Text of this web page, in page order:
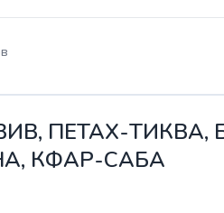
ПЕТАХ-
КФАР-САБА